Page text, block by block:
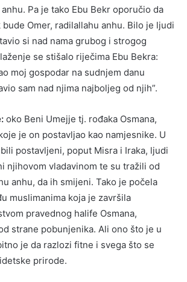
Pa je tako Ebu Bekr oporučio da
Omer, radilallahu anhu. Bilo je ljudi
si nad nama grubog i strogog
se stišalo riječima Ebu Bekra:
moj gospodar na sudnjem danu
sam nad njima najboljeg od njih”.
oko Beni Umejje tj. rođaka Osmana,
je on postavljao kao namjesnike. U
postavljeni, poput Misra i Iraka, ljudi
njihovom vladavinom te su tražili od
anhu, da ih smijeni. Tako je počela
muslimanima koja je završila
pravednog halife Osmana,
strane pobunjenika. Ali ono što je u
je da razlozi fitne i svega što se
prirode.